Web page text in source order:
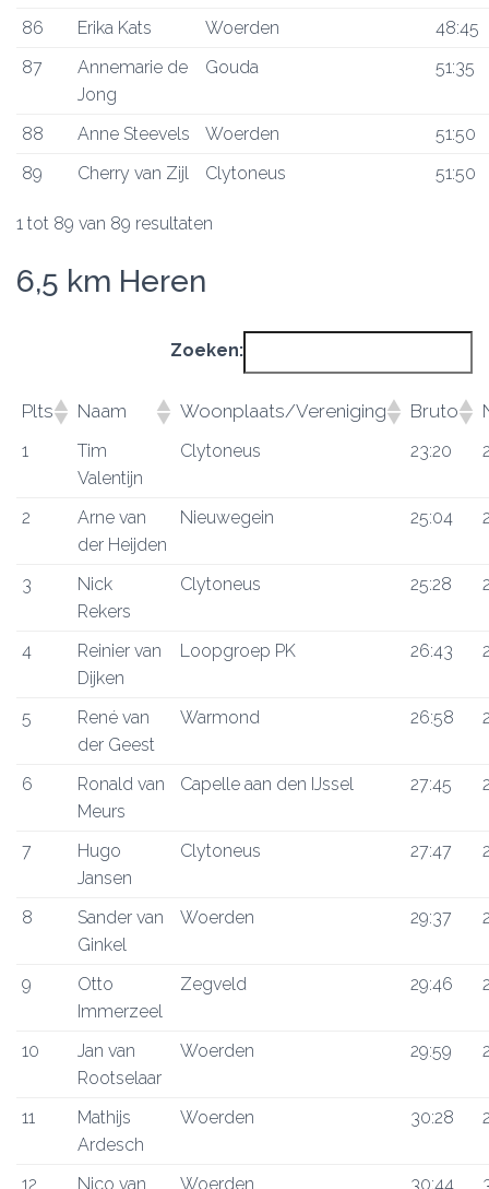
86 Erika Kats Woerden
48:45
87
Annemarie de
Jong
Gouda 51:35
88 Anne Steevels Woerden
51:50
89
Cherry van Zijl Clytoneus 51:50
1 tot 89 van 89 resultaten
6,5 km Heren
Zoeken:
Plts Naam Woonplaats/Vereniging Bruto
1
Tim
Valentijn
Clytoneus 23:20
2
Arne van
der Heijden
Nieuwegein 25:04
3
Nick
Rekers
Clytoneus 25:28
4
Reinier van
Dijken
Loopgroep PK 26:43
5
René van
der Geest
Warmond 26:58
6
Ronald van
Meurs
Capelle aan den IJssel 27:45
7
Hugo
Jansen
Clytoneus 27:47
8
Sander van
Ginkel
Woerden 29:37
9
Otto
Immerzeel
Zegveld 29:46
10
Jan van
Rootselaar
Woerden 29:59
11
Mathijs
Ardesch
Woerden 30:28
12 Nico van Woerden 30:44